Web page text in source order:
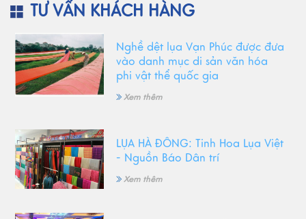
TƯ VẤN KHÁCH HÀNG
Nghề dệt lụa Vạn Phúc được đưa
vào danh mục di sản văn hóa
phi vật thể quốc gia
Xem thêm
LỤA HÀ ĐÔNG: Tinh Hoa Lụa Việt
- Nguồn Báo Dân trí
Xem thêm